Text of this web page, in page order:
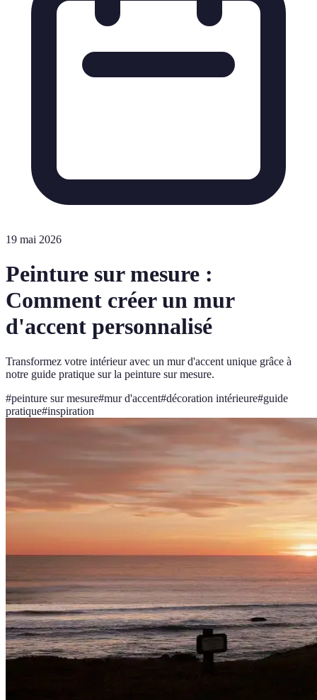
19 mai 2026
Peinture sur mesure :
Comment créer un mur
d'accent personnalisé
Transformez votre intérieur avec un mur d'accent unique grâce à
notre guide pratique sur la peinture sur mesure.
#peinture sur mesure#mur d'accent#décoration intérieure#guide
pratique#inspiration